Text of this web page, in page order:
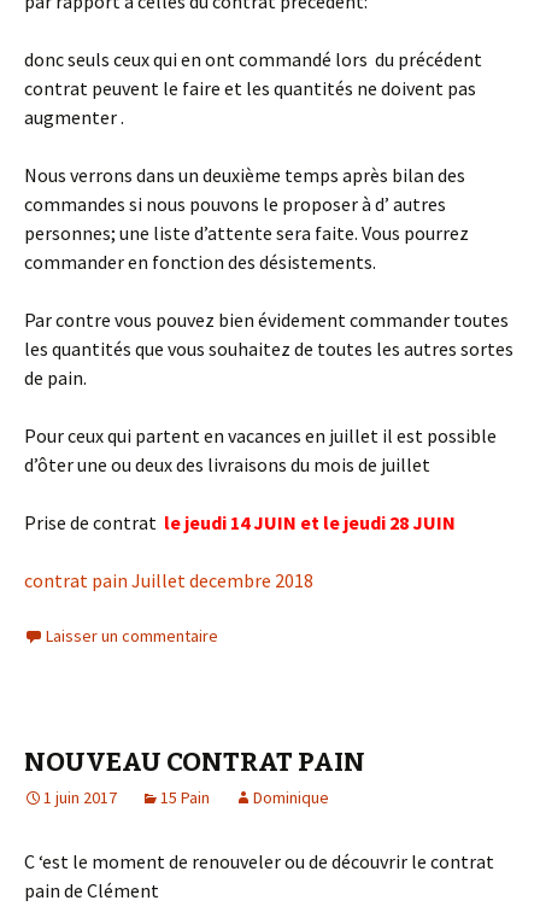
donc seuls ceux qui en ont commandé lors du précédent
contrat peuvent le faire et les quantités ne doivent pas
augmenter .
Nous verrons dans un deuxième temps après bilan des
commandes si nous pouvons le proposer à d’ autres
personnes; une liste d’attente sera faite. Vous pourrez
commander en fonction des désistements.
Par contre vous pouvez bien évidement commander toutes
les quantités que vous souhaitez de toutes les autres sortes
de pain.
Pour ceux qui partent en vacances en juillet il est possible
d’ôter une ou deux des livraisons du mois de juillet
Prise de contrat le jeudi 14 JUIN et le jeudi 28 JUIN
contrat pain Juillet decembre 2018
Laisser un commentaire
NOUVEAU CONTRAT PAIN
1 juin 2017 15 Pain Dominique
C ‘est le moment de renouveler ou de découvrir le contrat
pain de Clément